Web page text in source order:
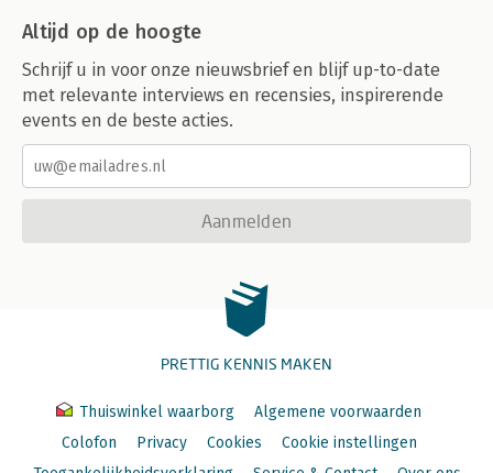
Altijd op de hoogte
Schrijf u in voor onze nieuwsbrief en blijf up-to-date
met relevante interviews en recensies, inspirerende
events en de beste acties.
Aanmelden
PRETTIG KENNIS MAKEN
Thuiswinkel waarborg
Algemene voorwaarden
Colofon
Privacy Cookies
Cookie instellingen